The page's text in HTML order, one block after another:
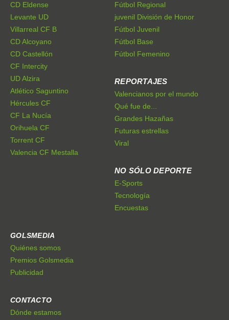
CD Eldense
Levante UD
Villarreal CF B
CD Alcoyano
CD Castellón
CF Intercity
UD Alzira
Atlético Saguntino
Hércules CF
CF La Nucía
Orihuela CF
Torrent CF
Valencia CF Mestalla
Fútbol Regional
juvenil División de Honor
Fútbol Juvenil
Fútbol Base
Fútbol Femenino
REPORTAJES
Valencianos por el mundo
Qué fue de...
Grandes Hazañas
Futuras estrellas
Viral
NO SÓLO DEPORTE
E-Sports
Tecnología
Encuestas
GOLSMEDIA
Quiénes somos
Premios Golsmedia
Publicidad
CONTACTO
Dónde estamos